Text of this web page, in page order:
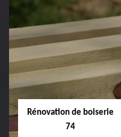
Rénovation de boiserie
74